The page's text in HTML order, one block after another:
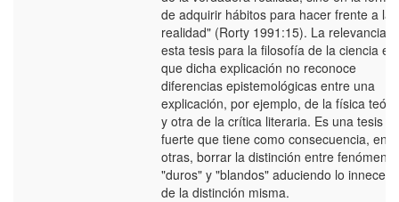
de adquirir hábitos para hacer frente a la
realidad" (Rorty 1991:15). La relevancia
esta tesis para la filosofía de la ciencia es
que dicha explicación no reconoce
diferencias epistemológicas entre una
explicación, por ejemplo, de la física
y otra de la crítica literaria. Es una tesis
fuerte que tiene como consecuencia,
otras, borrar la distinción entre
"duros" y "blandos" aduciendo lo
de la distinción misma.